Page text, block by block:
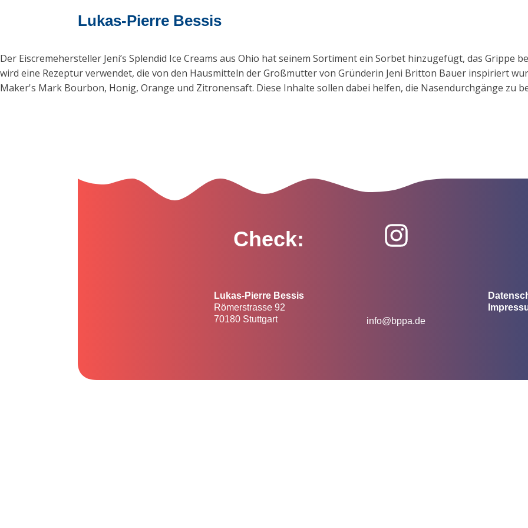
Lukas-Pierre Bessis
Der Eiscremehersteller Jeni’s Splendid Ice Creams aus Ohio hat seinem Sortiment ein Sorbet hinzugefügt, das Grippe
wird eine Rezeptur verwendet, die von den Hausmitteln der Großmutter von Gründerin Jeni Britton Bauer inspiriert
Maker's Mark Bourbon, Honig, Orange und Zitronensaft. Diese Inhalte sollen dabei helfen, die Nasendurchgänge zu
Check:
Lukas-Pierre Bessis
Römerstrasse 92
70180 Stuttgart
info@bppa.de